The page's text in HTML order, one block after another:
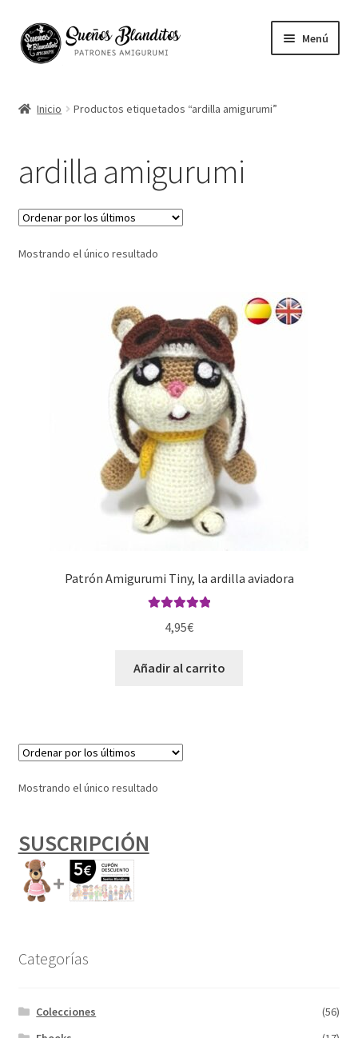
Ir
a
Ir
al
contenido
Menú
Ayuda
Blog
Vuestros Amigurumis
Inicio Productos etiquetados “ardilla amigurumi”
ardilla amigurumi
Mostrando el único resultado
Patrón Amigurumi Tiny, la ardilla aviadora
5.00
4,95€
Añadir al carrito
Mostrando el único resultado
SUSCRIPCIÓN
Categorías
Colecciones
(56)